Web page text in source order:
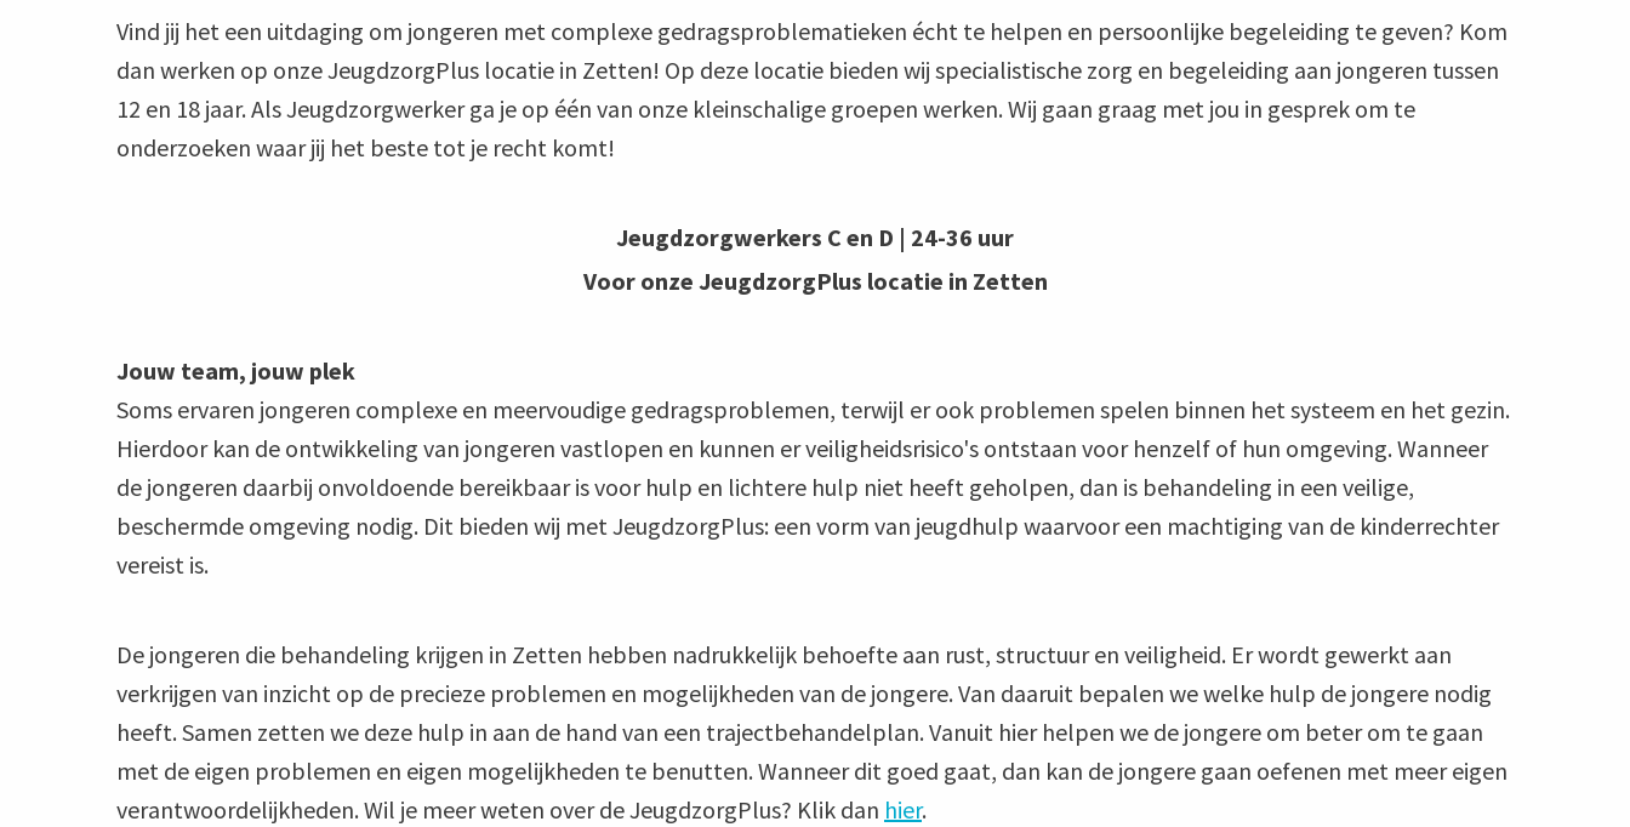
Vind jij het een uitdaging om jongeren met complexe gedragsproblematieken écht te helpen en persoonlijke begeleiding te geven? Kom
dan werken op onze JeugdzorgPlus locatie in Zetten! Op deze locatie bieden wij specialistische zorg en begeleiding aan jongeren tussen
12 en 18 jaar. Als Jeugdzorgwerker ga je op één van onze kleinschalige groepen werken. Wij gaan graag met jou in gesprek om te
onderzoeken waar jij het beste tot je recht komt!
Jeugdzorgwerkers C en D | 24-36 uur
Voor onze JeugdzorgPlus locatie in Zetten
Jouw team, jouw plek
Soms ervaren jongeren complexe en meervoudige gedragsproblemen, terwijl er ook problemen spelen binnen het systeem en het gezin.
Hierdoor kan de ontwikkeling van jongeren vastlopen en kunnen er veiligheidsrisico's ontstaan voor henzelf of hun omgeving. Wanneer
de jongeren daarbij onvoldoende bereikbaar is voor hulp en lichtere hulp niet heeft geholpen, dan is behandeling in een veilige,
beschermde omgeving nodig. Dit bieden wij met JeugdzorgPlus: een vorm van jeugdhulp waarvoor een machtiging van de kinderrechter
vereist is.
De jongeren die behandeling krijgen in Zetten hebben nadrukkelijk behoefte aan rust, structuur en veiligheid. Er wordt gewerkt aan
verkrijgen van inzicht op de precieze problemen en mogelijkheden van de jongere. Van daaruit bepalen we welke hulp de jongere nodig
heeft. Samen zetten we deze hulp in aan de hand van een trajectbehandelplan. Vanuit hier helpen we de jongere om beter om te gaan
met de eigen problemen en eigen mogelijkheden te benutten. Wanneer dit goed gaat, dan kan de jongere gaan oefenen met meer eigen
verantwoordelijkheden. Wil je meer weten over de JeugdzorgPlus? Klik dan hier.